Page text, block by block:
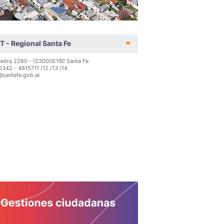
- Regional Santa Fe
2260 - (S3000EYB) Santa Fe
- 4815711 /12 /13 /14